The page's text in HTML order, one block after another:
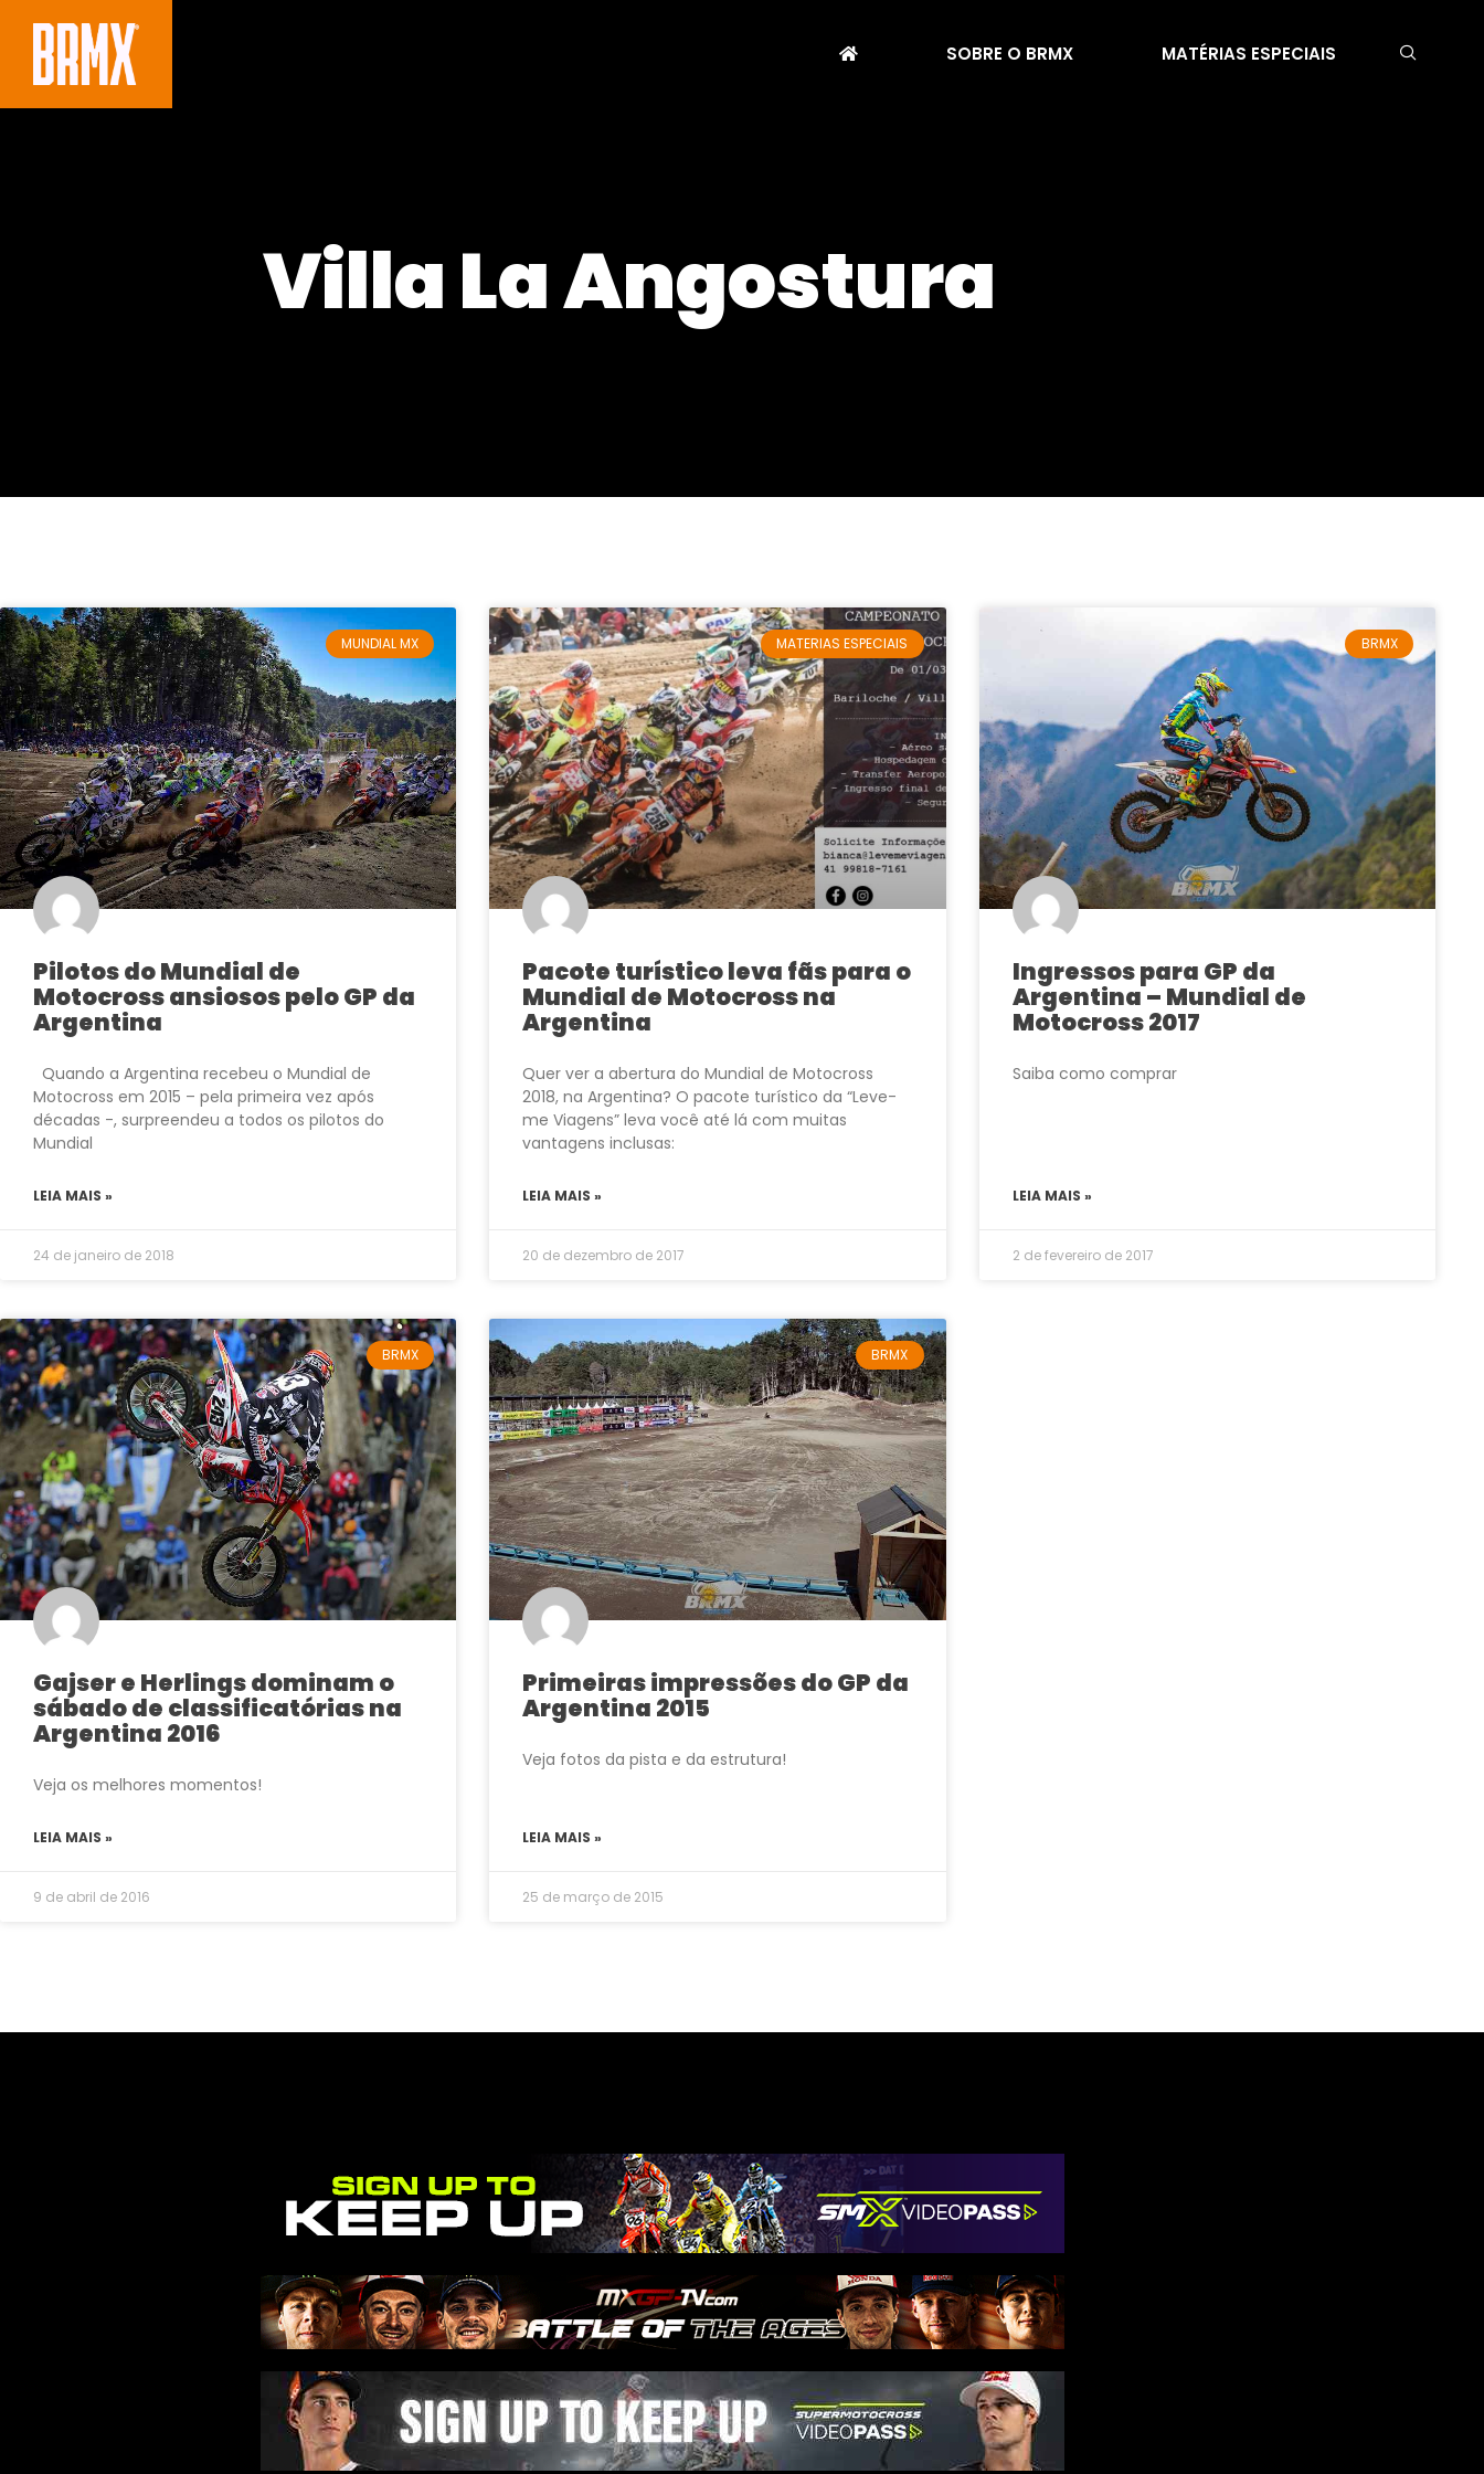
SOBRE O BRMX MATÉRIAS ESPECIAIS
Villa La Angostura
MUNDIAL MX
Pilotos do Mundial de
Motocross ansiosos pelo GP da
Argentina
Quando a Argentina recebeu o Mundial de
Motocross em 2015 – pela primeira vez após
décadas -, surpreendeu a todos os pilotos do
Mundial
LEIA MAIS »
24 de janeiro de 2018
MATERIAS ESPECIAIS
Pacote turístico leva fãs para o
Mundial de Motocross na
Argentina
Quer ver a abertura do Mundial de Motocross
2018, na Argentina? O pacote turístico da “Leve-
me Viagens” leva você até lá com muitas
vantagens inclusas:
LEIA MAIS »
20 de dezembro de 2017
BRMX
Ingressos para GP da
Argentina – Mundial de
Motocross 2017
Saiba como comprar
LEIA MAIS »
2 de fevereiro de 2017
BRMX
Gajser e Herlings dominam o
sábado de classificatórias na
Argentina 2016
Veja os melhores momentos!
LEIA MAIS »
9 de abril de 2016
BRMX
Primeiras impressões do GP da
Argentina 2015
Veja fotos da pista e da estrutura!
LEIA MAIS »
25 de março de 2015